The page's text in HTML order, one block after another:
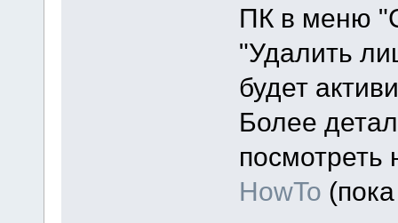
ПК в меню
"Удалить
будет
Более
посмотреть
HowTo